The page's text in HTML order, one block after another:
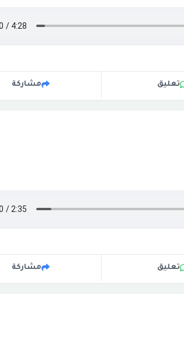
تعليق مشاركة
تعليق مشاركة